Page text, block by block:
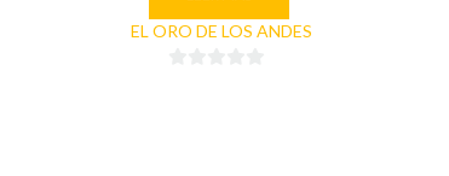
EL ORO DE LOS ANDES